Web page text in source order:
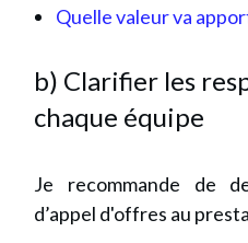
Quelle valeur va
b) Clarifier les
chaque équipe
Je recommande de
d’appel d'offres au